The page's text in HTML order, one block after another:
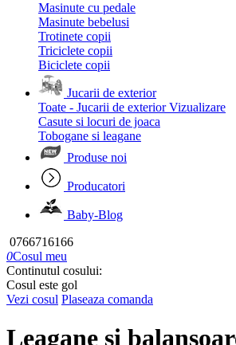
Masinute cu pedale
Masinute bebelusi
Trotinete copii
Triciclete copii
Biciclete copii
Jucarii de exterior
Toate - Jucarii de exterior Vizualizare
Casute si locuri de joaca
Tobogane si leagane
Produse noi
Producatori
Baby-Blog
0766716166
0Cosul meu
Continutul cosului:
Cosul este gol
Vezi cosul Plaseaza comanda
Leagane si